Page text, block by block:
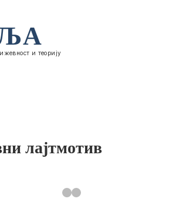
и теорију
лајтмотив